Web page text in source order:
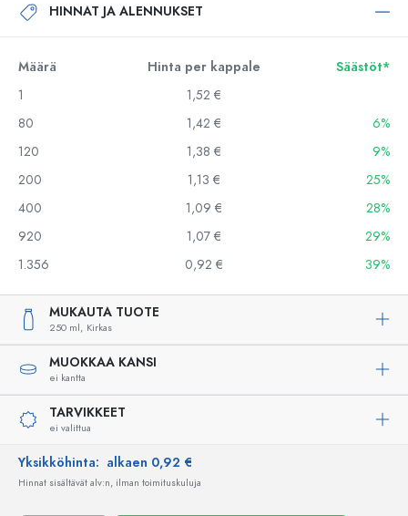
HINNAT JA ALENNUKSET
Määrä Hinta per kappale
Säästöt*
1
1,52 €
80
1,42 €
6%
120
1,38 €
9%
200
1,13 €
25%
400
1,09 €
28%
920
1,07 €
29%
1.356
0,92 € 39%
MUKAUTA TUOTE
250 ml, Kirkas
MUOKKAA KANSI
ei kantta
TARVIKKEET
ei valittua
Yksikköhinta: alkaen 0,92 €
Hinnat sisältävät alv:n, ilman toimituskuluja